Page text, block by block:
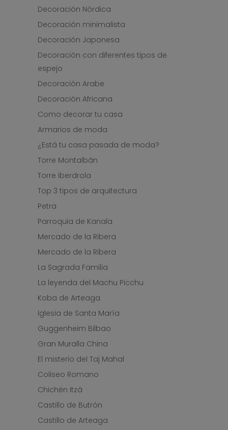
Decoración Nórdica
Decoración minimalista
Decoración Japonesa
Decoración con diferentes tipos de
espejo
Decoración Arabe
Decoración Africana
Como decorar tu casa
Armarios de moda
¿Está tu casa pasada de moda?
Torre Montalbán
Torre Iberdrola
Top 3 tipos de arquitectura
Petra
Parroquia de Kanala
Mercado de la Ribera
Mercado de la Ribera
La Sagrada Familia
La leyenda del Machu Picchu
Koba de Arteaga
Iglesia de Santa María
Guggenheim Bilbao
Gran Muralla China
El misterio del Taj Mahal
Coliseo Romano
Chichén Itzá
Castillo de Butrón
Castillo de Arteaga